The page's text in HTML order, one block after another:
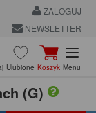
ZALOGUJ
NEWSLETTER
Ulubione Koszyk Menu
(G)